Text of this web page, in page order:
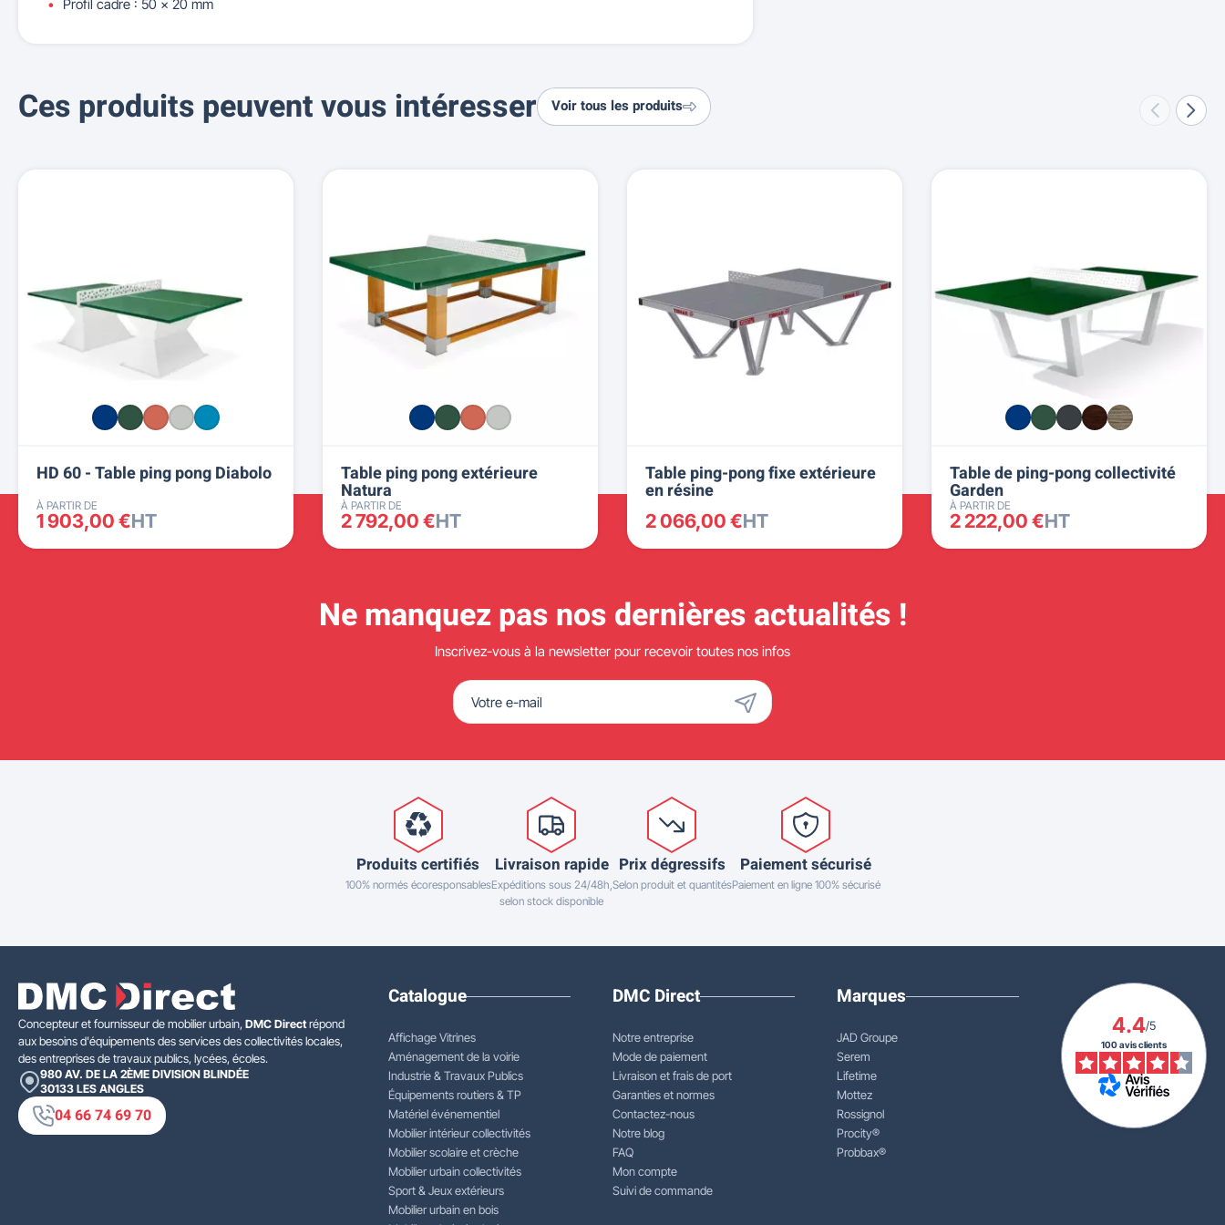
Profil cadre : 50 x 20 mm
Ces produits peuvent vous intéresser Voir tous les produits
HD 60 - Table ping pong Diabolo
À PARTIR DE
1 903,00 €HT
Table ping pong extérieure
Natura
À PARTIR DE
2 792,00 €HT
Table ping-pong fixe extérieure
en résine
2 066,00 €HT
Table de ping-pong collectivité
Garden
À PARTIR DE
2 222,00 €HT
Ne manquez pas nos dernières actualités !
Inscrivez-vous à la newsletter pour recevoir toutes nos infos
Produits certifiés
100% normés écoresponsables
Livraison rapide
Expéditions sous 24/48h,
selon stock disponible
Prix dégressifs
Selon produit et quantités
Paiement sécurisé
Paiement en ligne 100% sécurisé
Concepteur et fournisseur de mobilier urbain, DMC Directrépond
aux besoins d'équipements des services des collectivités locales,
des entreprises de travaux publics, lycées, écoles.
980 AV. DE LA 2ÈME DIVISION BLINDÉE
30133 LES ANGLES
04 66 74 69 70
Catalogue
Affichage Vitrines
Aménagement de la voirie
Industrie & Travaux Publics
Équipements routiers & TP
Matériel événementiel
Mobilier intérieur collectivités
Mobilier scolaire et crèche
Mobilier urbain collectivités
Sport & Jeux extérieurs
Mobilier urbain en bois
DMC Direct
Notre entreprise
Mode de paiement
Livraison et frais de port
Garanties et normes
Contactez-nous
Notre blog
FAQ
Mon compte
Suivi de commande
Marques
JAD Groupe
Serem
Lifetime
Mottez
Rossignol
Procity®
Probbax®
4.4/5
100 avis clients